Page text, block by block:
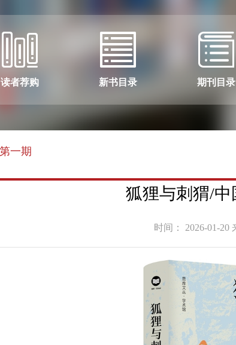
读者荐购 新书目录 期刊目录
一期
狐狸与刺猬/
时间： 2026-01-20